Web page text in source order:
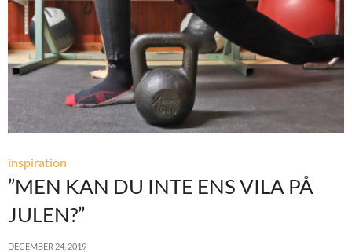
inspiration
”MEN KAN DU INTE ENS VILA PÅ
JULEN?”
DECEMBER 24, 2019